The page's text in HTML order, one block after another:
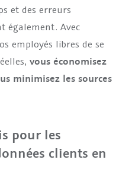
et des erreurs
également. Avec
employés libres de se
vous économisez
minimisez les sources
pour les
clients en